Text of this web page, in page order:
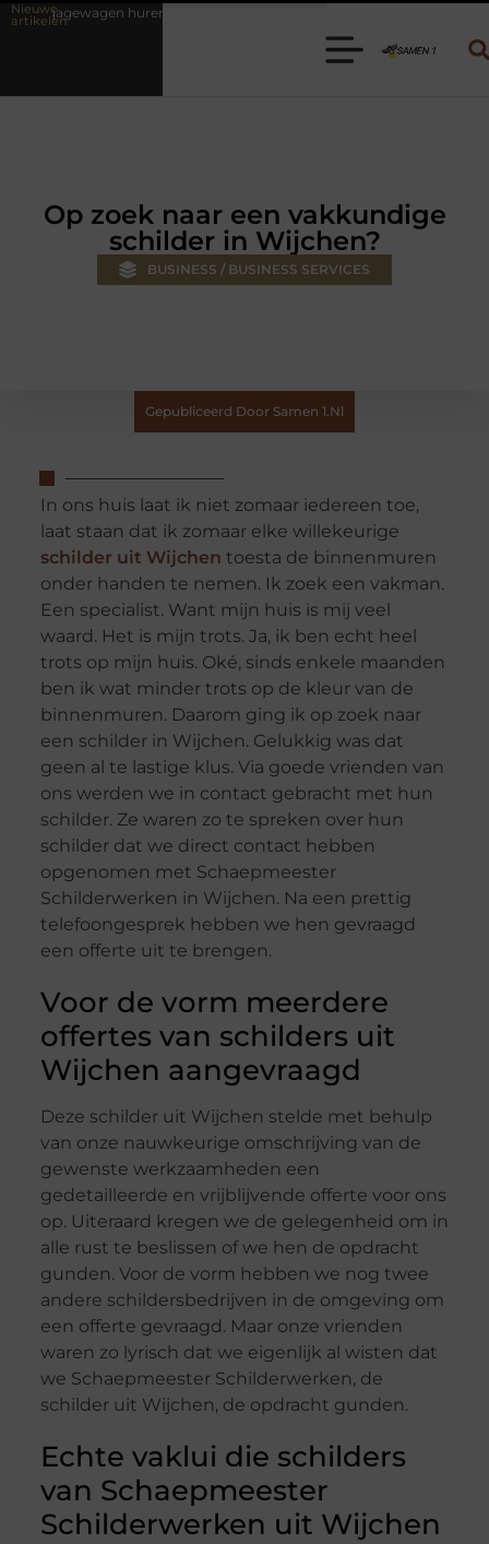
Nieuwe
artikelenKies de juiste aanhanger voor jouw klus
Op zoek naar een vakkundige
schilder in Wijchen?
BUSINESS / BUSINESS SERVICES
Gepubliceerd Door Samen 1.nl
In ons huis laat ik niet zomaar iedereen toe,
laat staan dat ik zomaar elke willekeurige
schilder uit Wijchen toesta de binnenmuren
onder handen te nemen. Ik zoek een vakman.
Een specialist. Want mijn huis is mij veel
waard. Het is mijn trots. Ja, ik ben echt heel
trots op mijn huis. Oké, sinds enkele maanden
ben ik wat minder trots op de kleur van de
binnenmuren. Daarom ging ik op zoek naar
een schilder in Wijchen. Gelukkig was dat
geen al te lastige klus. Via goede vrienden van
ons werden we in contact gebracht met hun
schilder. Ze waren zo te spreken over hun
schilder dat we direct contact hebben
opgenomen met Schaepmeester
Schilderwerken in Wijchen. Na een prettig
telefoongesprek hebben we hen gevraagd
een offerte uit te brengen.
Voor de vorm meerdere
offertes van schilders uit
Wijchen aangevraagd
Deze schilder uit Wijchen stelde met behulp
van onze nauwkeurige omschrijving van de
gewenste werkzaamheden een
gedetailleerde en vrijblijvende offerte voor ons
op. Uiteraard kregen we de gelegenheid om in
alle rust te beslissen of we hen de opdracht
gunden. Voor de vorm hebben we nog twee
andere schildersbedrijven in de omgeving om
een offerte gevraagd. Maar onze vrienden
waren zo lyrisch dat we eigenlijk al wisten dat
we Schaepmeester Schilderwerken, de
schilder uit Wijchen, de opdracht gunden.
Echte vaklui die schilders
van Schaepmeester
Schilderwerken uit Wijchen